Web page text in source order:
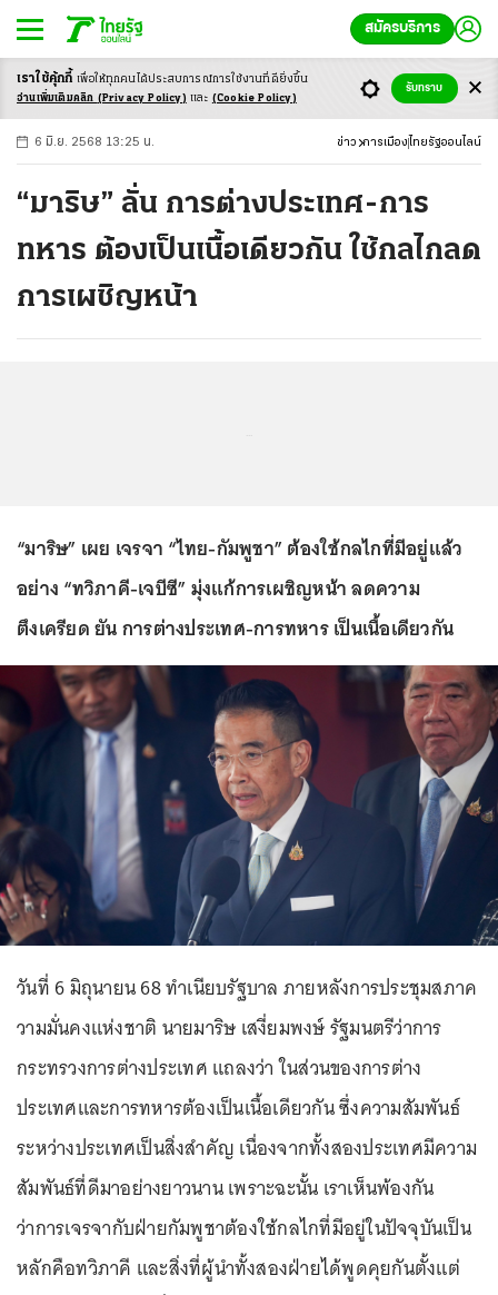
สมัครบริการ
-ก ก ก+
6 มิ.ย. 2568 13:25 น. ข่าว การเมือง ไทยรัฐออนไลน์
“มาริษ” ลั่น การต่างประเทศ-การ
ทหาร ต้องเป็นเนื้อเดียวกัน ใช้กลไกลด
การเผชิญหน้า
“มาริษ” เผย เจรจา “ไทย-กัมพูชา” ต้องใช้กลไกที่มีอยู่แล้ว
อย่าง “ทวิภาคี-เจบีซี” มุ่งแก้การเผชิญหน้า ลดความ
ตึงเครียด ยัน การต่างประเทศ-การทหาร เป็นเนื้อเดียวกัน
วันที่ 6 มิถุนายน 68 ทำเนียบรัฐบาล ภายหลังการประชุมสภาค
วามมั่นคงแห่งชาติ นายมาริษ เสงี่ยมพงษ์ รัฐมนตรีว่าการ
กระทรวงการต่างประเทศ แถลงว่า ในส่วนของการต่าง
ประเทศและการทหารต้องเป็นเนื้อเดียวกัน ซึ่งความสัมพันธ์
ระหว่างประเทศเป็นสิ่งสำคัญ เนื่องจากทั้งสองประเทศมีความ
สัมพันธ์ที่ดีมาอย่างยาวนาน เพราะฉะนั้น เราเห็นพ้องกัน
ว่าการเจรจากับฝ่ายกัมพูชาต้องใช้กลไกที่มีอยู่ในปัจจุบันเป็น
หลักคือทวิภาคี และสิ่งที่ผู้นำทั้งสองฝ่ายได้พูดคุยกันตั้งแต่
เราใช้คุ้กกี้ เพื่อให้ทุกคนได้ประสบการณ์การใช้งานที่ดียิ่งขึ้น
อ่านเพิ่มเติมคลิก (Privacy Policy) และ (Cookie Policy)
รับทราบ